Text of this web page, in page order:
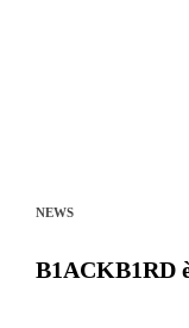
NEWS
B1ACKB1RD